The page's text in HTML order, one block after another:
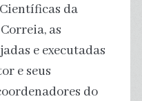
da
as
e executadas
e seus
do